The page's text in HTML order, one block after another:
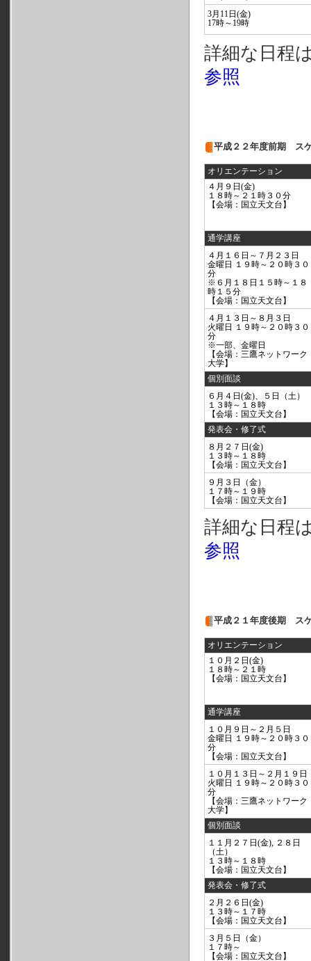
3月11日(金)
17時～19時
詳細な日程
参照
平成２２年度前期 ス
オリエンテーション
４月９日(金)
１８時～２１時３０分
【会場：国立天文台】
通学講座
４月１６日～７月２３日
金曜日 １９時～２０時３０
分
※６月１８日１５時～１８
時１５分
【会場：国立天文台】
４月１３日～８月３日
火曜日 １９時～２０時３０
分
※一部、金曜日
【会場：三鷹ネットワーク
大学】
個別面談
６月４日(金)、５日（土）
１３時～１８時
【会場：国立天文台】
発表会・修了式
８月２７日(金)
１３時～１８時
【会場：国立天文台】
９月３日（金）
１７時～１９時
【会場：国立天文台】
詳細な日程
参照
平成２１年度後期 ス
オリエンテーション
１０月２日(金)
１８時～２１時
【会場：国立天文台】
通学講座
１０月９日～２月５日
金曜日 １９時～２０時３０
分
【会場：国立天文台】
１０月１３日～２月１９日
火曜日 １９時～２０時３０
分
【会場：三鷹ネットワーク
大学】
個別面談
１１月２７日(金), ２８日
（土）
１３時～１８時
【会場：国立天文台】
発表会・修了式
２月２６日(金)
１３時～１７時
【会場：国立天文台】
３月５日（金）
１７時～
【会場：国立天文台】